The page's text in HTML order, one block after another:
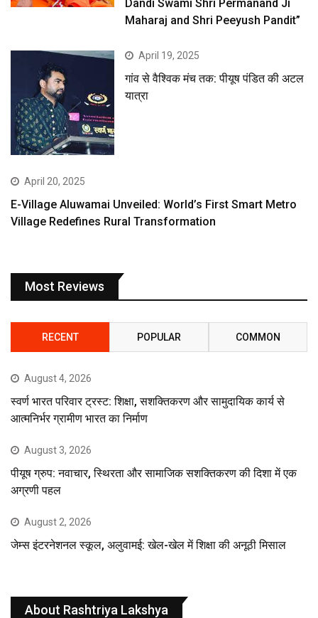
Dandi Swami Shri Permanand Ji
Maharaj and Shri Peeyush Pandit”
April 19, 2025
गांव से वैश्विक मंच तक: पीयूष पंडित की अटल
यात्रा
April 20, 2025
E-Village Aluwamai Unveiled: World’s First Smart Metro
Village Redefines Rural Transformation
Most Reviews
RECENT POPULAR COMMON
August 4, 2026
स्वर्ण भारत परिवार ट्रस्ट: शिक्षा, सशक्तिकरण और सामुदायिक कार्य से
आत्मनिर्भर ग्रामीण भारत का निर्माण
August 3, 2026
पीयूष ग्रुप: नवाचार, स्थिरता और सामाजिक सशक्तिकरण की दिशा में एक
अग्रणी पहल
August 2, 2026
जेम्स इंटरनेशनल स्कूल, अलुवामई: खेल-खेल में शिक्षा की अनूठी मिसाल
About Rashtriya Lakshya